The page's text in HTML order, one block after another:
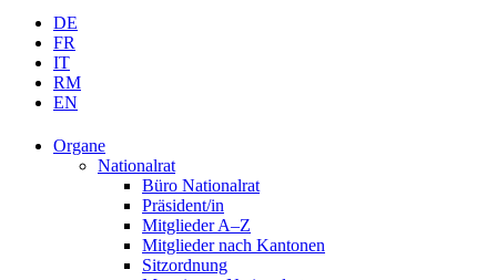
DE
FR
IT
RM
EN
Organe
Nationalrat
Büro Nationalrat
Präsident/in
Mitglieder A–Z
Mitglieder nach Kantonen
Sitzordnung